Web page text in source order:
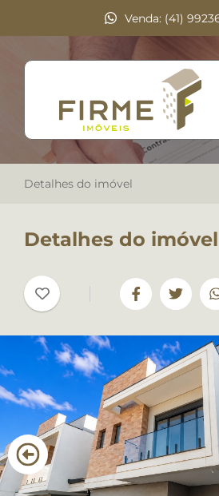
Venda: (41)
VENDA
LOCAÇÃO
DOCUMENTOS
DEPOIMENTOS
CANAL DE ÉTICA
Cadastre
Área
Detalhes do imóvel
Detalhes do imóvel